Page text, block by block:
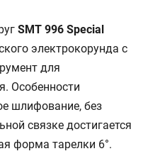
SMT 996 Special
электрокорунда с
для
Особенности
шлифование, без
связке достигается
форма тарелки 6°.